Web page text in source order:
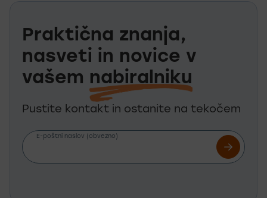
Praktična znanja,
nasveti in novice v
vašem nabiralniku
Pustite kontakt in ostanite na tekočem
E-poštni naslov (obvezno)